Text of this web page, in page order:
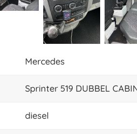
Mercedes
Sprinter 519 DUBBEL
diesel